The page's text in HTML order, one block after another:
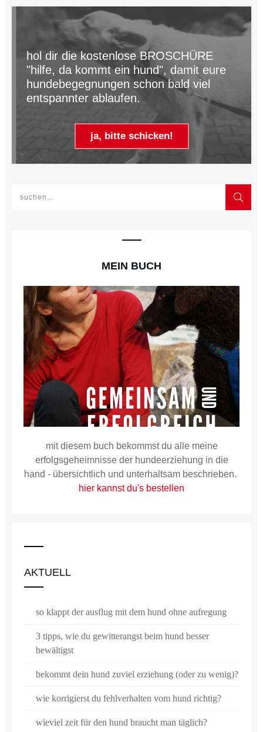
hol dir die kostenlose BROSCHÜRE
"hilfe, da kommt ein hund", damit eure
hundebegegnungen schon bald viel
entspannter ablaufen.
ja, bitte schicken!
MEIN BUCH
mit diesem buch bekommst du alle meine
erfolgsgeheimnisse der hundeerziehung in die
hand - übersichtlich und unterhaltsam beschrieben.
hier kannst du's bestellen
AKTUELL
so klappt der ausflug mit dem hund ohne aufregung
3 tipps, wie du gewitterangst beim hund besser
bewältigst
bekommt dein hund zuviel erziehung (oder zu wenig)?
wie korrigierst du fehlverhalten vom hund richtig?
wieviel zeit für den hund braucht man täglich?